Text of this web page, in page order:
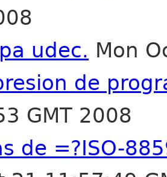
udec. Mon
de
GMT 2008
de =?ISO-